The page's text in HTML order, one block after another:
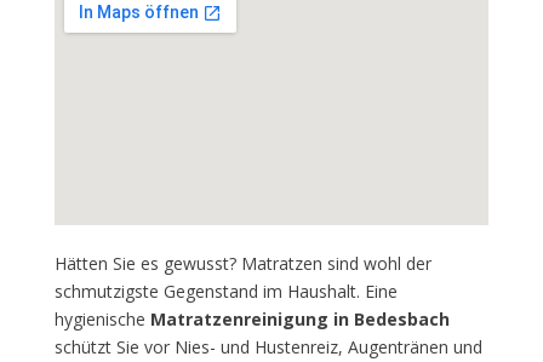
Hätten Sie es gewusst? Matratzen sind wohl der
schmutzigste Gegenstand im Haushalt. Eine
hygienische Matratzenreinigung in Bedesbach
schützt Sie vor Nies- und Hustenreiz, Augentränen und